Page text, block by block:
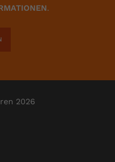
.
2026